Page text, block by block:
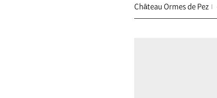
Château Ormes de Pez